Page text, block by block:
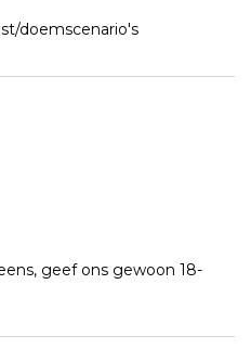
doemscenario's
geef ons gewoon 18-